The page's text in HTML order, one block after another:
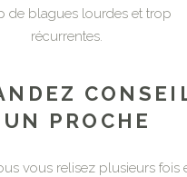
de blagues lourdes et trop
récurrentes.
PROCHE
vous relisez plusieurs fois